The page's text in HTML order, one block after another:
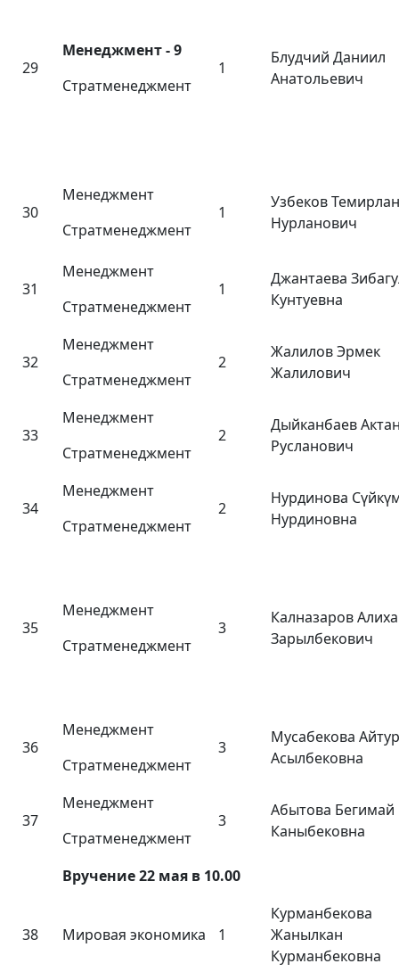
29
Менеджмент- 9
Стратменеджмент
1
Блудчий Даниил
Анатольевич
30
Менеджмент
Стратменеджмент
1
Узбеков Темирлан
Нурланович
31
Менеджмент
Стратменеджмент
1
Джантаева
Кунтуевна
32
Менеджмент
Стратменеджмент
2
Жалилов Эрмек
Жалилович
33
Менеджмент
Стратменеджмент
2
Дыйканбаев
Русланович
34
Менеджмент
Стратменеджмент
2
Нурдинова
Нурдиновна
35
Менеджмент
Стратменеджмент
3
Калназаров
Зарылбекович
36
Менеджмент
Стратменеджмент
3
Мусабекова
Асылбековна
37
Менеджмент
Стратменеджмент
3
Абытова Бегимай
Каныбековна
Вручение 22 мая в 10.00
38 Мировая экономика 1
Курманбекова
Жанылкан
Курманбековна